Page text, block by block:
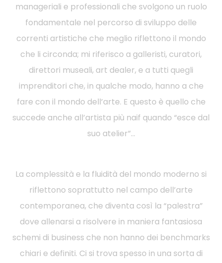
manageriali e professionali che svolgono un ruolo
fondamentale nel percorso di sviluppo delle
correnti artistiche che meglio riflettono il mondo
che li circonda; mi riferisco a galleristi, curatori,
direttori museali, art dealer, e a tutti quegli
imprenditori che, in qualche modo, hanno a che
fare con il mondo dell’arte. E questo è quello che
succede anche all’artista più naif quando “esce dal
suo atelier”…
La complessità e la fluidità del mondo moderno si
riflettono soprattutto nel campo dell’arte
contemporanea, che diventa così la “palestra”
dove allenarsi a risolvere in maniera fantasiosa
schemi di business che non hanno dei benchmarks
chiari e definiti. Ci si trova spesso in una sorta di